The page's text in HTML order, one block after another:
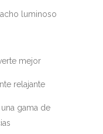
luminoso
mejor
relajante
gama de